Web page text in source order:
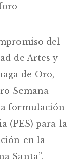
del
de Artes y
de Oro,
Semana
formulación
(PES) para la
en la
Santa”.